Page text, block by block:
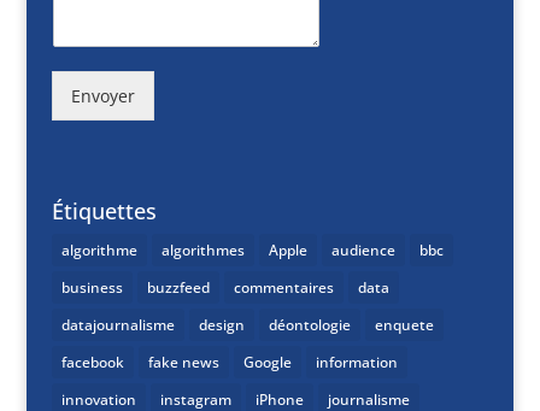
Envoyer
Étiquettes
algorithme algorithmes Apple audience
bbc
business
buzzfeed commentaires
data
datajournalisme
design déontologie
enquete
facebook
fake news Google
information
innovation
instagram iPhone
journalisme